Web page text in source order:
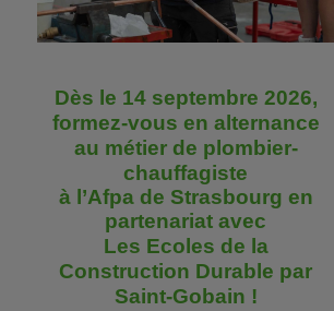
Dès le 14 septembre 2026,
formez-vous en alternance
au métier de plombier-
chauffagiste
à l’Afpa de Strasbourg en
partenariat avec
Les Ecoles de la
Construction Durable par
Saint-Gobain !